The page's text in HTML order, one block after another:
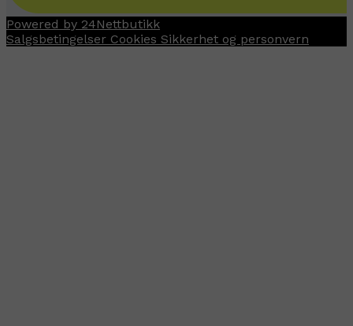
Powered by 24Nettbutikk
Salgsbetingelser Cookies Sikkerhet og personvern